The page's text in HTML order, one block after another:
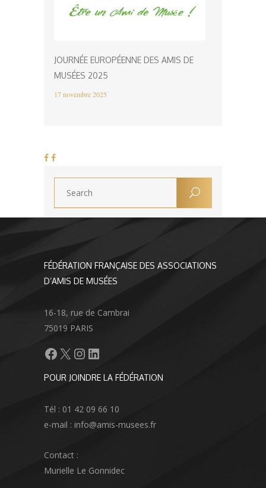
JOURNÉE EUROPÉENNE DES AMIS DE
MUSÉES 2025
17 novembre 2025
FÉDÉRATION FRANÇAISE DES ASSOCIATIONS
D’AMIS DE MUSÉES
16-18, rue de Cambrai
75019 PARIS
Facebook
X Instagram
LinkedIn
POUR JOINDRE LA FÉDÉRATION
Tél : 01 42 09 66 10
e-mail : info@amis-musees.fr
Contact :
Murielle Le Gonnidec